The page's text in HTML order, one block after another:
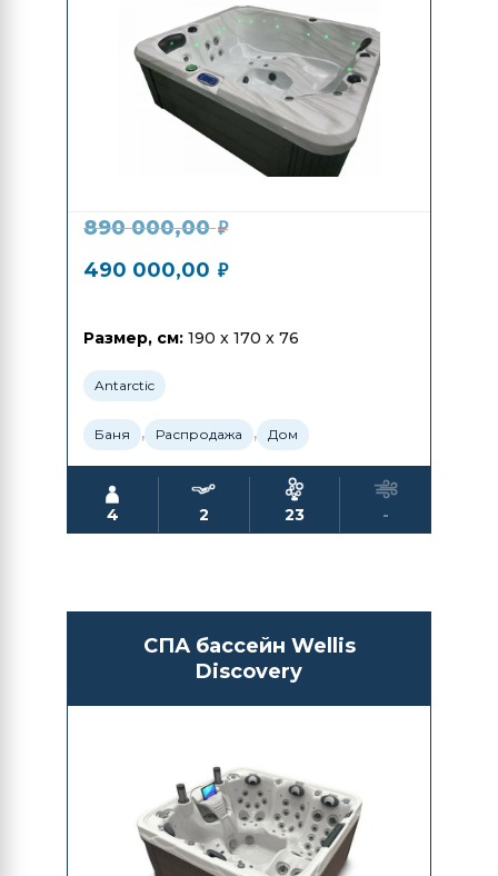
890 000,00₽
490 000,00 ₽
Размер, см: 190 x 170 x 76
Antarctic
Баня , Распродажа , Дом
4 2 23 -
СПА бассейн Wellis
Discovery